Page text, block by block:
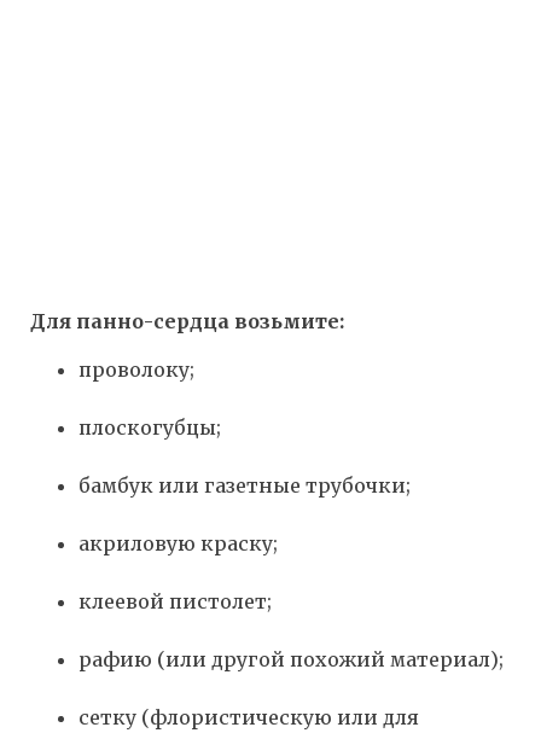
Для панно-сердца возьмите:
проволоку;
плоскогубцы;
бамбук или газетные трубочки;
акриловую краску;
клеевой пистолет;
рафию (или другой похожий материал);
сетку (флористическую или для